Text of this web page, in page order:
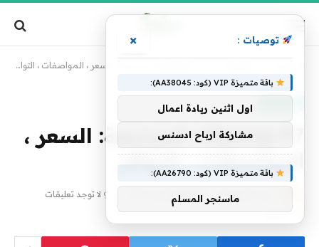
Xpeng P7+ المراجعة: السعر ،
المواصفات ، التوافر
فريق alwahah 3 مايو، 2025
لا توجد تعليقات
3 دقائق
توصيات : ×
باقة متميزة VIP (كود: AA38045):
اول اثنين ريادة اعمال
مشاركة ارباح ادسنس
باقة متميزة VIP (كود: AA26790):
ماسنجر المسلم